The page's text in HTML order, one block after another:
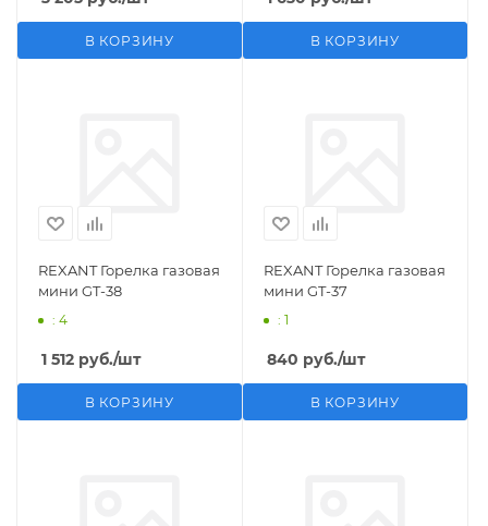
В КОРЗИНУ В КОРЗИНУ
REXANT Горелка газовая
мини GT-38
: 4
1 512 руб./шт
В КОРЗИНУ
REXANT Горелка газовая
мини GT-37
: 1
840 руб./шт
В КОРЗИНУ